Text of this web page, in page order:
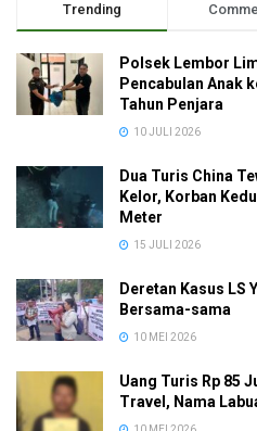
Trending
Polsek Lembor
Pencabulan Anak
Tahun Penjara
10 JULI 2026
Dua Turis China
Kelor, Korban
Meter
15 JULI 2026
Deretan Kasus LS
Bersama-sama
10 MEI 2026
Uang Turis Rp 85
Travel, Nama